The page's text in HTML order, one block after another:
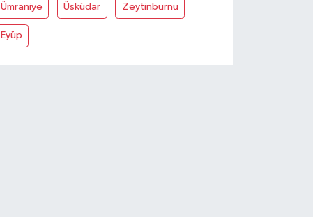
Ümraniye Üsküdar Zeytinburnu
Eyüp